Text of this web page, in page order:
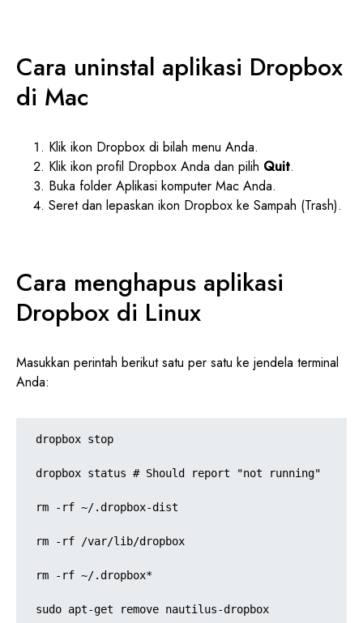
Cara uninstal aplikasi Dropbox
di Mac
Klik ikon Dropbox di bilah menu Anda.
Klik ikon profil Dropbox Anda dan pilih Quit.
Buka folder Aplikasi komputer Mac Anda.
Seret dan lepaskan ikon Dropbox ke Sampah (Trash).
Cara menghapus aplikasi
Dropbox di Linux
Masukkan perintah berikut satu per satu ke jendela terminal
Anda:
dropbox stop
dropbox status # Should report "not running"
rm -rf ~/.dropbox-dist
rm -rf /var/lib/dropbox
rm -rf ~/.dropbox*
sudo apt-get remove nautilus-dropbox